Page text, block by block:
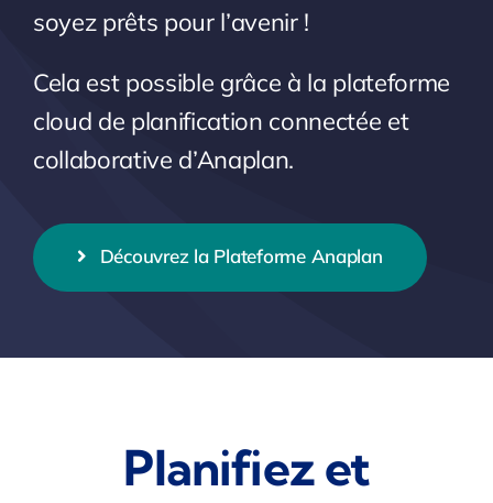
soyez prêts pour l’avenir !
Cela est possible grâce à la plateforme
cloud de planification connectée et
collaborative d’Anaplan.
Découvrez la Plateforme Anaplan
Planifiez et